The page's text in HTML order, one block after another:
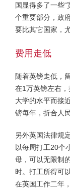
国显得多了一些
个重要部分，政
要比其它国家，
费用走低
随着英镑走低，
在1万英镑左右
大学的水平而接
镑每年，折合人
另外英国法律规
以每周打工20个
母，可以无限制
时。打工所得可
在英国工作二年